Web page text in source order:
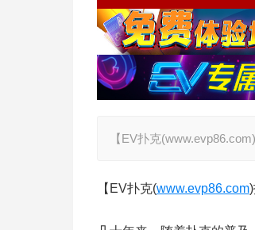
【EV扑克
【EV扑克(www.evp86.com)